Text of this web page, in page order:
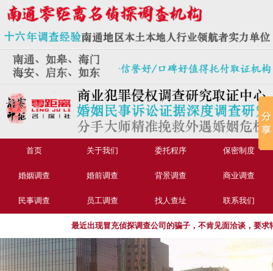
首页 关于我们 委托程序 保密制度
婚姻调查 婚前调查 背景调查 商业调查
民事调查 员工调查 找人查址 联系我们
最近出现冒充侦探调查公司的骗子，不肯见面洽谈，要求转